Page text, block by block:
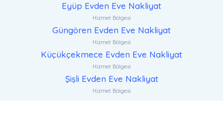
Eyüp Evden Eve Nakliyat
Hizmet Bölgesi
Güngören Evden Eve Nakliyat
Hizmet Bölgesi
Küçükçekmece Evden Eve Nakliyat
Hizmet Bölgesi
Şişli Evden Eve Nakliyat
Hizmet Bölgesi